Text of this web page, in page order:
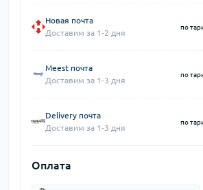
Новая почта
Доставим за 1-2 дня
по
Meest почта
Доставим за 1-3 дня
по
Delivery почта
Доставим за 1-3 дня
по
Оплата